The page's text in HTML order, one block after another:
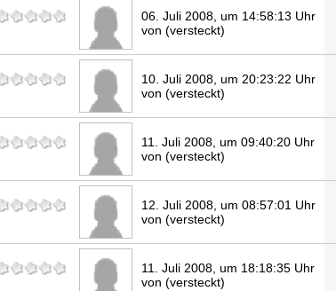
06. Juli 2008, um 14:58:13 Uhr
von (versteckt)
10. Juli 2008, um 20:23:22 Uhr
von (versteckt)
11. Juli 2008, um 09:40:20 Uhr
von (versteckt)
12. Juli 2008, um 08:57:01 Uhr
von (versteckt)
11. Juli 2008, um 18:18:35 Uhr
von (versteckt)